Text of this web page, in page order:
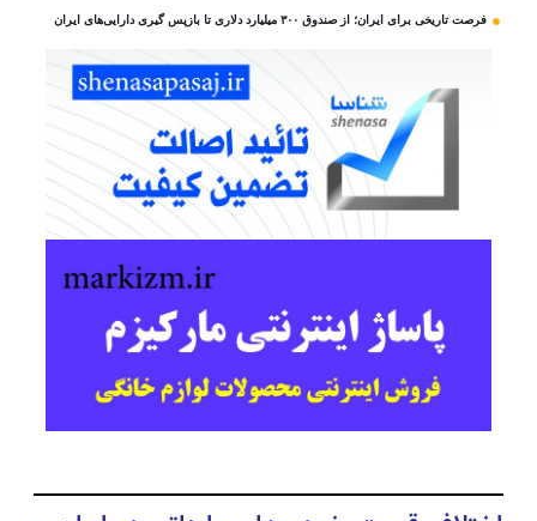
فرصت تاریخی برای ایران؛ از صندوق ۳۰۰ میلیارد دلاری تا بازپس گیری دارایی‌های ایران